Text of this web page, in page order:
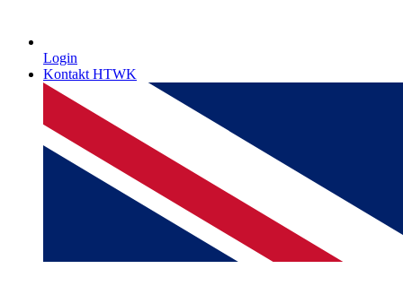
Login
Kontakt HTWK